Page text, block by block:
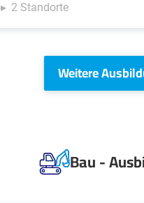
2 Standorte
Weitere
Bau -